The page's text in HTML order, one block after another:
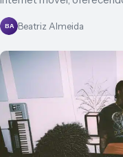
BA Beatriz Almeida